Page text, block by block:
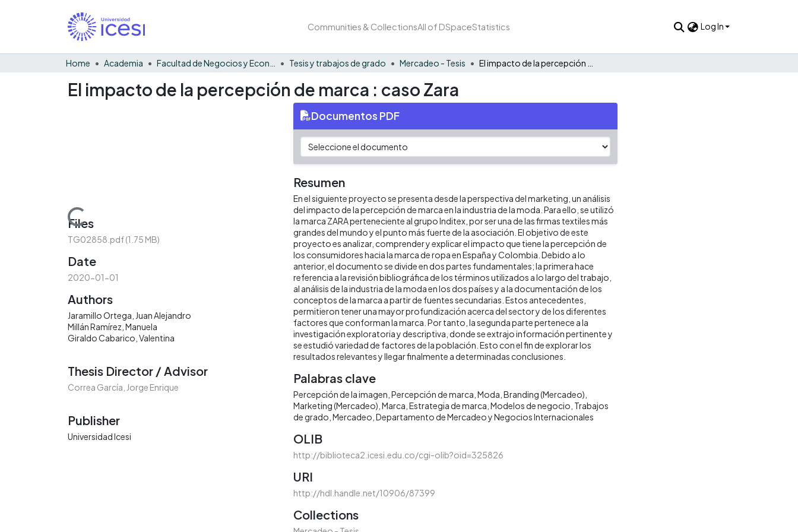
Communities & CollectionsAll of DSpaceStatistics Log In
Home Academia Tesis y trabajos de grado Mercadeo - Tesis
El impacto de la percepción de marca : caso Zara
Loading...
Files
TG02858.pdf(1.75 MB)
Date
2020-01-01
Authors
Jaramillo Ortega, Juan Alejandro
Millán Ramírez, Manuela
Giraldo Cabarico, Valentina
Thesis Director / Advisor
Correa García, Jorge Enrique
Publisher
Universidad Icesi
Documentos PDF
Resumen
En el siguiente proyecto se presenta desde la perspectiva del marketing, un análisis
del impacto de la percepción de marca en la industria de la moda. Para ello, se utilizó
la marca ZARA perteneciente al grupo Inditex, por ser una de las firmas textiles más
grandes del mundo y el punto más fuerte de la asociación. El objetivo de este
proyecto es analizar, comprender y explicar el impacto que tiene la percepción de
los consumidores hacia la marca de ropa en España y Colombia. Debido a lo
anterior, el documento se divide en dos partes fundamentales; la primera hace
referencia a la revisión bibliográfica de los términos utilizados a lo largo del trabajo,
al análisis de la industria de la moda en los dos países y a la documentación de los
conceptos de la marca a partir de fuentes secundarias. Estos antecedentes,
permitieron tener una mayor profundización acerca del sector y de los diferentes
factores que conforman la marca. Por tanto, la segunda parte pertenece a la
investigación exploratoria y descriptiva, donde se extrajo información pertinente y
se estudió variedad de factores de la población. Esto con el fin de explorar los
resultados relevantes y llegar finalmente a determinadas conclusiones.
Palabras clave
Percepción de la imagen Percepción de marca Moda Branding (Mercadeo)
Marketing (Mercadeo) Marca Estrategia de marca Modelos de negocio Trabajos
de grado Mercadeo Departamento de Mercadeo y Negocios Internacionales
OLIB
http://biblioteca2.icesi.edu.co/cgi-olib?oid=325826
URI
http://hdl.handle.net/10906/87399
Collections